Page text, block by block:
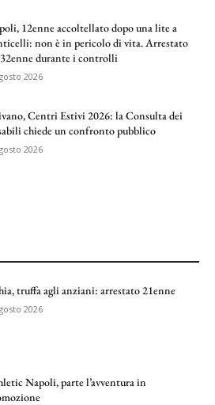
12enne accoltellato dopo una lite a
non è in pericolo di vita. Arrestato
durante i controlli
2026
Centri Estivi 2026: la Consulta dei
chiede un confronto pubblico
2026
truffa agli anziani: arrestato 21enne
2026
Napoli, parte l’avventura in